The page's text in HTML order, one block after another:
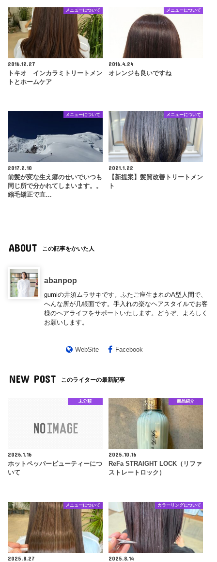
メニューについて
2016.12.27
トキオ インカラミトリートメン
トとホームケア
メニューについて
2016.4.24
オレンジも良いですね
メニューについて
2017.2.10
前髪が変な生え癖のせいでいつも
同じ所で分かれてしまいます。。
縮毛矯正で直…
メニューについて
2021.1.22
【新提案】髪質改善トリートメン
ト
ABOUT この記事をかいた人
abanpop
gumiの井須ムラサキです。ふたご座生まれのA型人間で、
へんな所が几帳面です。手入れの楽なヘアスタイルでお客
様のヘアライフをサポートいたします。どうぞ、よろしく
お願いします。
WebSite Facebook
NEW POST このライターの最新記事
未分類
2026.1.16
ホットペッパービューティーにつ
いて
商品紹介
2025.10.16
ReFa STRAIGHT LOCK（リファ
ストレートロック）
メニューについて
2025.8.27
カラーリングについて
2025.8.14